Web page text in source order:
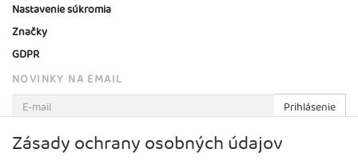
Nastavenie súkromia
Značky
GDPR
NOVINKY NA EMAIL
Prihlásenie
Viac informácií o tejto službe
Zásady ochrany osobných údajov